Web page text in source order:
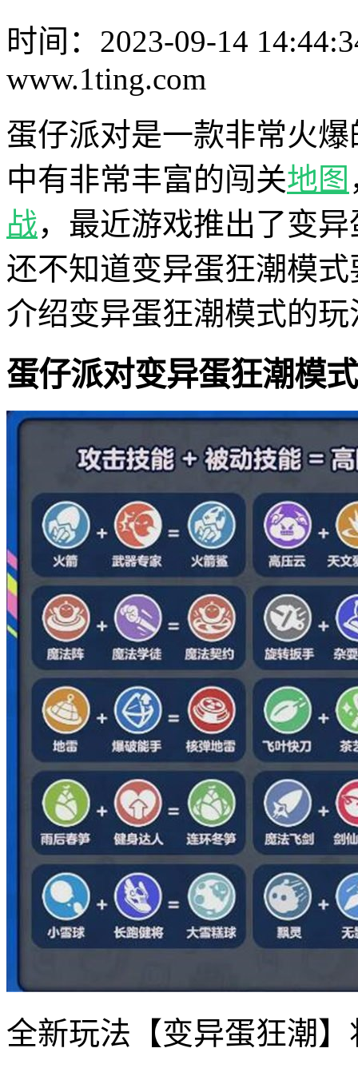
时间：2023-09-14
www.1ting.com
蛋仔派对是一款非常火爆
中有非常丰富的闯关地图
战，最近游戏推出了变
还不知道变异蛋狂潮模
介绍变异蛋狂潮模式的
蛋仔派对变异蛋狂潮模
全新玩法【变异蛋狂潮